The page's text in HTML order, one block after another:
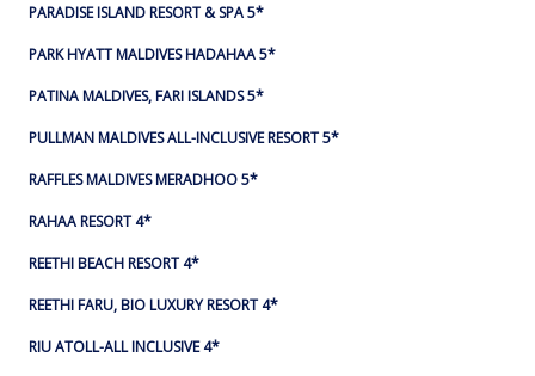
PARADISE ISLAND RESORT & SPA 5*
PARK HYATT MALDIVES HADAHAA 5*
PATINA MALDIVES, FARI ISLANDS 5*
PULLMAN MALDIVES ALL-INCLUSIVE RESORT 5*
RAFFLES MALDIVES MERADHOO 5*
RAHAA RESORT 4*
REETHI BEACH RESORT 4*
REETHI FARU, BIO LUXURY RESORT 4*
RIU ATOLL-ALL INCLUSIVE 4*